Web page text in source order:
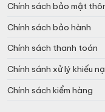
Chính sách bảo mật
Chính sách bảo hành
Chính sách thanh toán
Chính sánh xử lý khiếu
Chính sách kiểm hàng